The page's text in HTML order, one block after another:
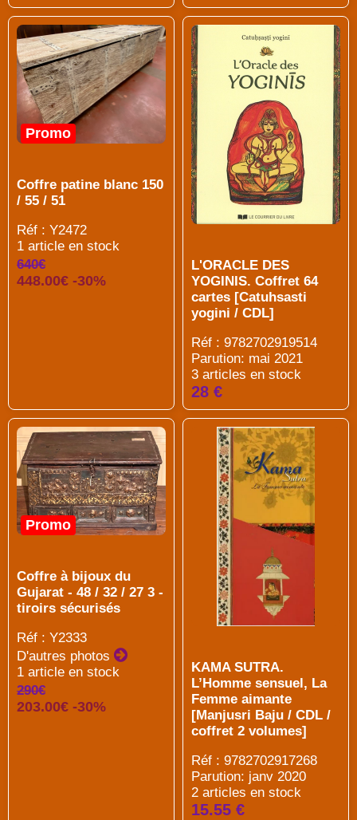
Promo
Coffre patine blanc 150
/ 55 / 51
Réf : Y2472
1 article en stock
640€
448.00€ -30%
L'ORACLE DES
YOGINIS. Coffret 64
cartes [Catuhsasti
yogini / CDL]
Réf : 9782702919514
Parution: mai 2021
3 articles en stock
28 €
Promo
Coffre à bijoux du
Gujarat - 48 / 32 / 27 3 -
tiroirs sécurisés
Réf : Y2333
D'autres photos
1 article en stock
290€
203.00€ -30%
KAMA SUTRA.
L’Homme sensuel, La
Femme aimante
[Manjusri Baju / CDL /
coffret 2 volumes]
Réf : 9782702917268
Parution: janv 2020
2 articles en stock
15.55 €